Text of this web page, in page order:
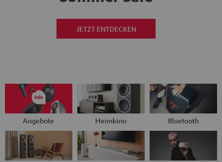
JETZT ENTDECKEN
Angebote Heimkino Bluetooth